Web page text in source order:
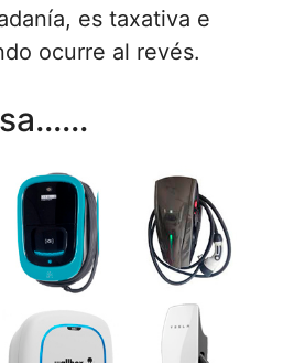
es taxativa e
ocurre al revés.